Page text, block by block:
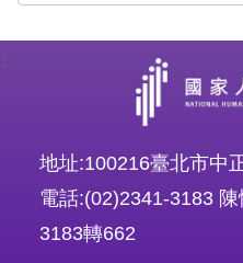
地址:100216臺北市中
電話:(02)2341-3183
3183轉662